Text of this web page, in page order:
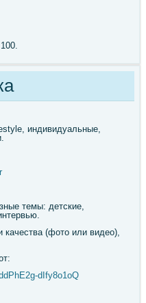
индивидуальные,
темы: детские,
(фото или видео),
dIfy8o1oQ